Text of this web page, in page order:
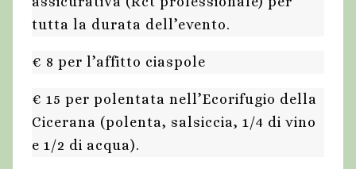
tutta la durata dell’evento.
€ 8 per l’affitto ciaspole
€ 15 per polentata nell’Ecorifugio della
Cicerana (polenta, salsiccia, 1/4 di vino
e 1/2 di acqua).